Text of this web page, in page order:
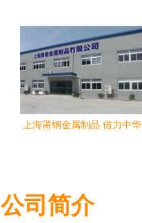
上海莆钢金属制品 借力中华
公司简介